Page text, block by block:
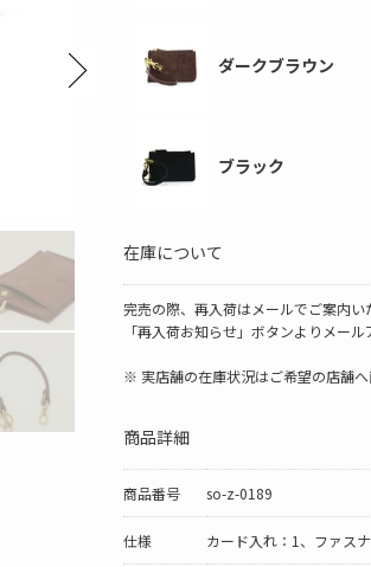
ダークブラウン
ブラック
在庫について
完売の際、再入荷はメールでご案内い
「再入荷お知らせ」ボタンよりメー
※ 実店舗の在庫状況はご希望の店舗へ
商品詳細
商品番号 so-z-0189
仕様 カード入れ：1、ファス